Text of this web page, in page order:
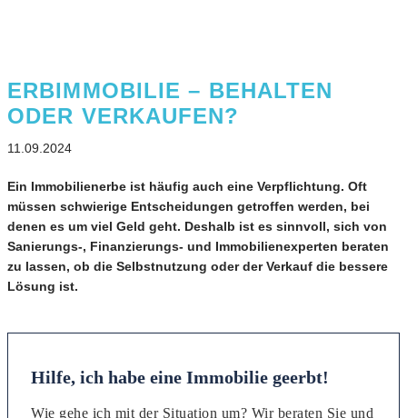
ERBIMMOBILIE – BEHALTEN
ODER VERKAUFEN?
11.09.2024
Ein Immobilienerbe ist häufig auch eine Verpflichtung. Oft
müssen schwierige Entscheidungen getroffen werden, bei
denen es um viel Geld geht. Deshalb ist es sinnvoll, sich von
Sanierungs-, Finanzierungs- und Immobilienexperten beraten
zu lassen, ob die Selbstnutzung oder der Verkauf die bessere
Lösung ist.
Hilfe, ich habe eine Immobilie geerbt!
Wie gehe ich mit der Situation um? Wir beraten Sie und